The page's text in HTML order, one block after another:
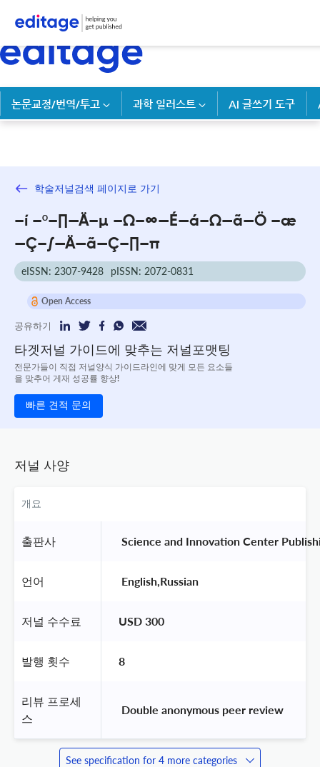
논문교정/번역/투고 과학 일러스트 AI 글쓰기 도구
학술저널검색 페이지로 가기
–í –º–∏—Ä–µ –Ω–∞—É—á–Ω—ã—Ö –æ
—Ç–∫—Ä—ã—Ç–∏–π
eISSN: 2307-9428 pISSN: 2072-0831
Open Access
공유하기
타겟저널 가이드에 맞추는 저널포맷팅
전문가들이 직접 저널양식 가이드라인에 맞게 모든 요소들
을 맞추어 게재 성공률 향상!
빠른 견적 문의
저널 사양
개요
출판사 Science and Innovation Center
언어 English,Russian
저널 수수료 USD 300
발행 횟수 8
리뷰 프로세
스
Double anonymous peer review
See specification for 4 more categories